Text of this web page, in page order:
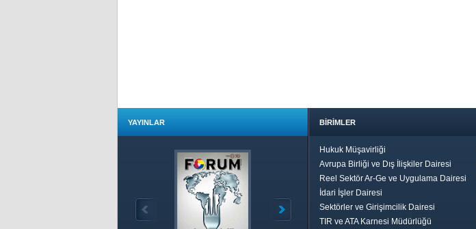
YAYINLAR BİRİMLER
Hukuk Müşavirliği
Avrupa Birliği ve Dış İlişkiler Dairesi
Reel Sektör Ar-Ge ve Uygulama Dairesi
İdari İşler Dairesi
Sektörler ve Girişimcilik Dairesi
TIR ve ATA Karnesi Müdürlüğü